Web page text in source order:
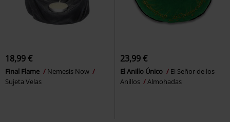
18,99 €
Final Flame
Nemesis Now
Sujeta Velas
23,99 €
El Anillo Único
El Señor de los
Anillos
Almohadas